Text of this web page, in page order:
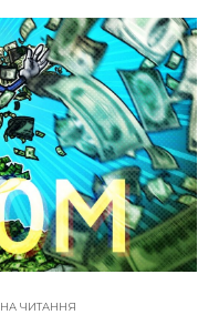
НА ЧИТАННЯ